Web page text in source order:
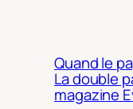
Quand le
La double
magazine